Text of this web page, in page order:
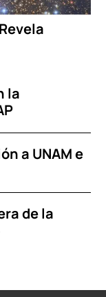
la
a UNAM e
de la